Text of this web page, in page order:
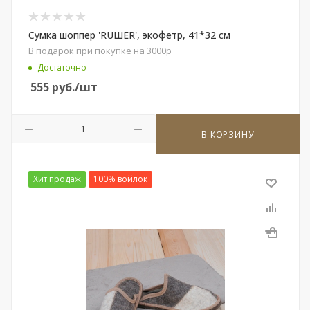
Сумка шоппер 'RUШER', экофетр, 41*32 см
В подарок при покупке на 3000р
Достаточно
555 руб./шт
В КОРЗИНУ
Хит продаж 100% войлок